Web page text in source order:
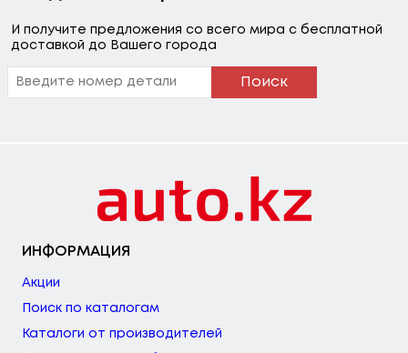
И получите предложения со всего мира с бесплатной
доставкой до Вашего города
Поиск
ИНФОРМАЦИЯ
Акции
Поиск по каталогам
Каталоги от производителей